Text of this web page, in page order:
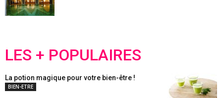
LES + POPULAIRES
La potion magique pour votre bien-être !
BIEN-ETRE